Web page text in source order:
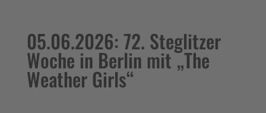
05.06.2026: 72. Steglitzer
Woche in Berlin mit „The
Weather Girls“